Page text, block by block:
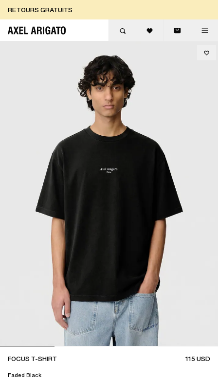
RETOURS GRATUITS
LIVRAISON EXPRESS GRATUITE
FOCUS T-SHIRT 115USD
Faded Black